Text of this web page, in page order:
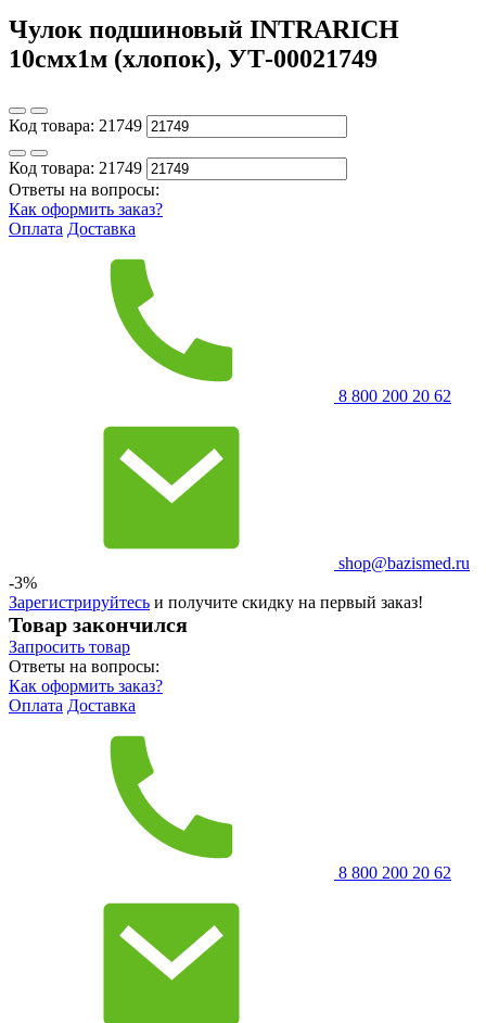
Чулок подшиновый INTRARICH
10смх1м (хлопок), УТ-00021749
Код товара: 21749
Код товара: 21749
Ответы на вопросы:
Как оформить заказ?
Оплата Доставка
8 800 200 20 62
shop@bazismed.ru
-3%
Зарегистрируйтесь и получите скидку на первый заказ!
Товар закончился
Запросить товар
Ответы на вопросы:
Как оформить заказ?
Оплата Доставка
8 800 200 20 62